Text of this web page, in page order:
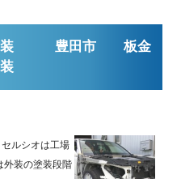
塗装 豊田市 板金
ルシオは工場
外装の塗装段階